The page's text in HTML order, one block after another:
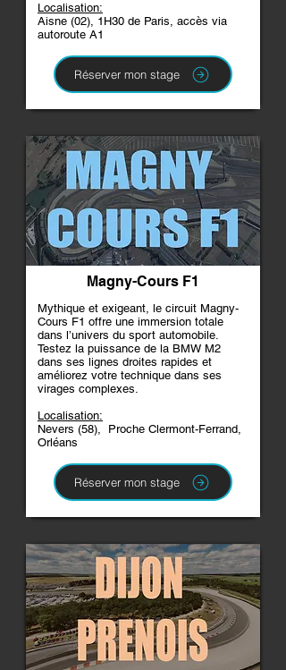
Localisation:
Aisne (02), 1H30 de Paris, accès via
autoroute A1​
Réserver mon stage
Magny-Cours F1
Mythique et exigeant, le circuit Magny-
Cours F1 offre une immersion totale
dans l’univers du sport automobile.
Testez la puissance de la BMW M2
dans ses lignes droites rapides et
améliorez votre technique dans ses
virages complexes.
Localisation:
Nevers (58), Proche Clermont-Ferrand,
Orléans
Réserver mon stage